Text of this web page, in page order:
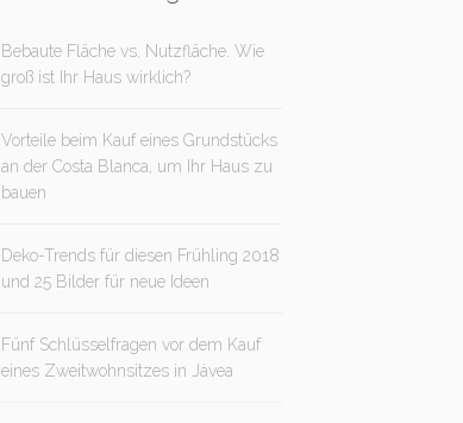
Bebaute Fläche vs. Nutzfläche. Wie
groß ist Ihr Haus wirklich?
Vorteile beim Kauf eines Grundstücks
an der Costa Blanca, um Ihr Haus zu
bauen
Deko-Trends für diesen Frühling 2018
und 25 Bilder für neue Ideen
Fünf Schlüsselfragen vor dem Kauf
eines Zweitwohnsitzes in Jávea